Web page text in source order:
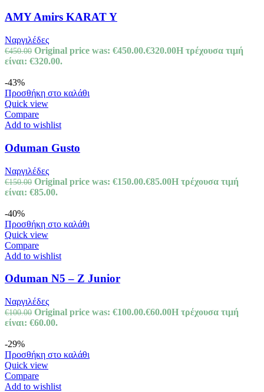
AMY Amirs KARAT Y
Ναργιλέδες
€450.00 Original price was: €450.00.€320.00Η τρέχουσα τιμή
είναι: €320.00.
-43%
Προσθήκη στο καλάθι
Quick view
Compare
Add to wishlist
Oduman Gusto
Ναργιλέδες
€150.00 Original price was: €150.00.€85.00Η τρέχουσα τιμή
είναι: €85.00.
-40%
Προσθήκη στο καλάθι
Quick view
Compare
Add to wishlist
Oduman N5 – Z Junior
Ναργιλέδες
€100.00 Original price was: €100.00.€60.00Η τρέχουσα τιμή
είναι: €60.00.
-29%
Προσθήκη στο καλάθι
Quick view
Compare
Add to wishlist